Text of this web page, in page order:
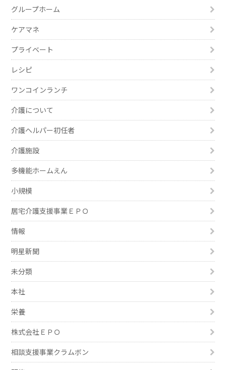
グループホーム
ケアマネ
プライベート
レシピ
ワンコインランチ
介護について
介護ヘルパー初任者
介護施設
多機能ホームえん
小規模
居宅介護支援事業ＥＰＯ
情報
明星新聞
未分類
本社
栄養
株式会社ＥＰＯ
相談支援事業クラムボン